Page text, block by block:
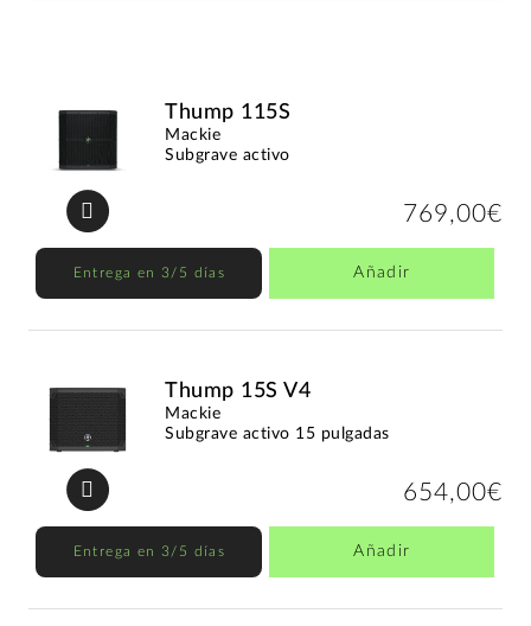
Thump 115S
Mackie
Subgrave activo
769,00€
Entrega en 3/5 días Añadir
Thump 15S V4
Mackie
Subgrave activo 15 pulgadas
654,00€
Entrega en 3/5 días Añadir